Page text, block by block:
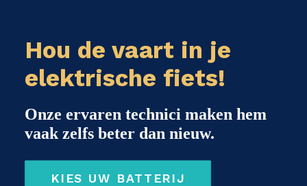
Hou de vaart in je
elektrische fiets!
Onze ervaren technici maken hem
vaak zelfs beter dan nieuw.
KIES UW BATTERIJ